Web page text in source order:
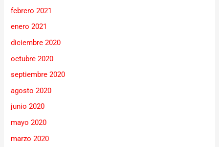
febrero 2021
enero 2021
diciembre 2020
octubre 2020
septiembre 2020
agosto 2020
junio 2020
mayo 2020
marzo 2020